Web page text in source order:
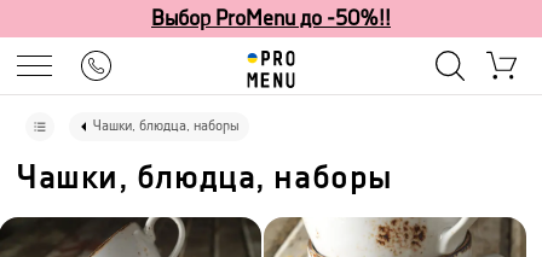
Выбор ProMenu до -50%!!
Чашки, блюдца, наборы
Чашки, блюдца, наборы